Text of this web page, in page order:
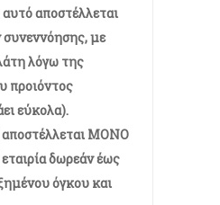
αποστέλλεται
με
λόγω της
προιόντος
εύκολα).
αποστέλλεται ΜΟΝΟ
δωρεάν έως
όγκου και